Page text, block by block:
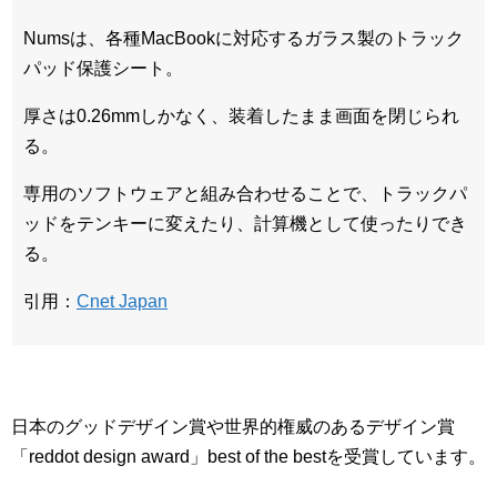
Numsは、各種MacBookに対応するガラス製のトラック
パッド保護シート。
厚さは0.26mmしかなく、装着したまま画面を閉じられ
る。
専用のソフトウェアと組み合わせることで、トラックパ
ッドをテンキーに変えたり、計算機として使ったりでき
る。
引用： Cnet Japan
日本のグッドデザイン賞や世界的権威のあるデザイン賞
「reddot design award」best of the bestを受賞しています。